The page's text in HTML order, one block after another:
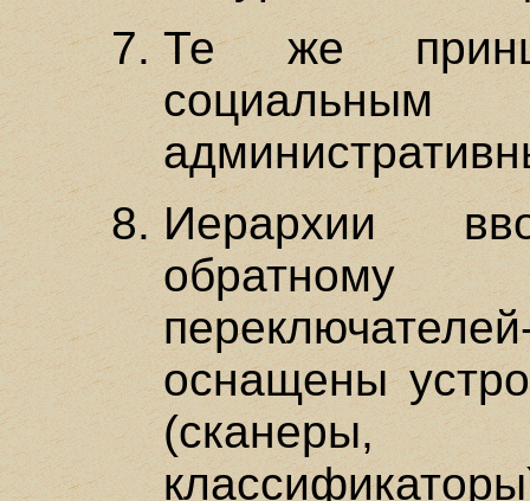
Те же
Иерархии
обратному
оснащены